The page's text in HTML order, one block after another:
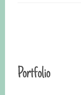
Portfolio